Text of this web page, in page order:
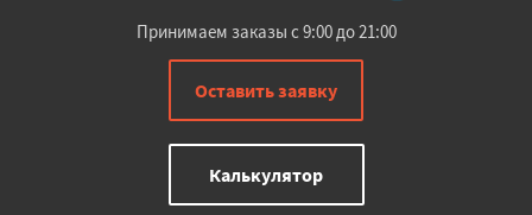
Принимаем заказы с 9:00 до 21:00
Оставить заявку
Калькулятор